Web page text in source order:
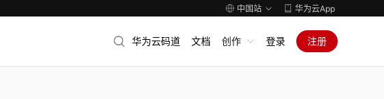
中国站 华为云App
华为云码道 文档 创作 登录 注册